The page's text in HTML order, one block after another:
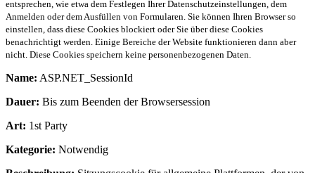
entsprechen, wie etwa dem Festlegen Ihrer Datenschutzeinstellungen, dem
Anmelden oder dem Ausfüllen von Formularen. Sie können Ihren Browser so
einstellen, dass diese Cookies blockiert oder Sie über diese Cookies
benachrichtigt werden. Einige Bereiche der Website funktionieren dann aber
nicht. Diese Cookies speichern keine personenbezogenen Daten.
Name: ASP.NET_SessionId
Dauer: Bis zum Beenden der Browsersession
Art: 1st Party
Kategorie: Notwendig